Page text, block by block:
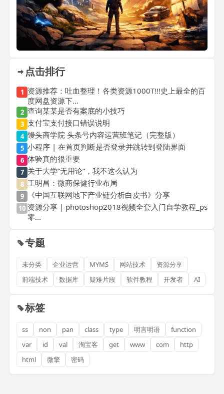
点击排行
1 资源推荐：吐血整理！各类资源1000T!!!史上最全的百
度网盘资源下...
2 查询某某是否有案底的小技巧
3 支付宝支付接口错误说明
4 馒头商学院 头条号内容运营班笔记（完整版）
5 小程序 | 在首页判断是否登录并跳转到登陆界面
6 体验真的很重要
7 关于大学“无用论”，我不这么认为
8 王明昌：微商保健行业布局
9 《中国互联网地下产业链分析白皮书》分享
10 资源分享 | photoshop2018视频全套入门自学教程_ps
零...
专题
未分类 企业运营 MYMS 网站技术
资源分享
前端技术
数据库 疑难片段 软件教程 开发者 AI
标签
ss non pan class type 明言明语
function
var
id val 淘宝客 get www com
http
html
微擎 密码